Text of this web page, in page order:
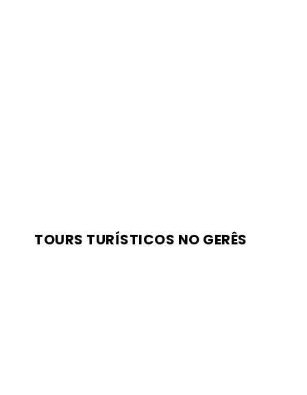
TOURS TURÍSTICOS NO GERÊS